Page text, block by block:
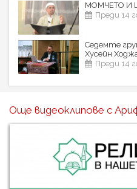
МОМЧЕТО И
Преди 14
Седемте
Хусейн
Преди 14
Още видеоклипове с